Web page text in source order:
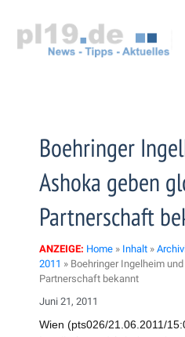
springen
Boehringer
Ashoka geben
Partnerschaft
ANZEIGE: Home » Inhalt »
2011 » Boehringer Ingelheim
Partnerschaft bekannt
Juni 21, 2011
Wien (pts026/21.06.2011/